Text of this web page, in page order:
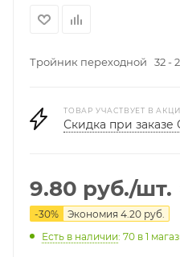
Тройник переходной 32 -
ТОВАР УЧАСТВУЕТ В
Скидка при
9.80 руб./шт.
-30% Экономия 4.20 руб.
Есть в наличии: 70 в 1